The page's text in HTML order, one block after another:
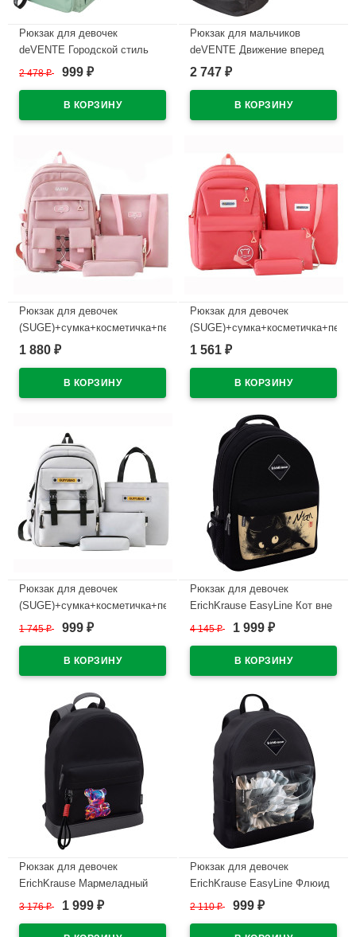
Рюкзак для девочек
deVENTE Городской стиль
(Urban Style) 42x31x20 см
2 478₽ 999 ₽
Рюкзак для мальчиков
deVENTE Движение вперед
(Moving Forward) 44x31x20 см
2 747 ₽
Рюкзак для девочек
(SUGE)+сумка+косметичка+пенал
розовый 30×14×46см
1 880 ₽
Рюкзак для девочек
(SUGE)+сумка+косметичка+пенал
малиновый 31х13х42см
1 561 ₽
Рюкзак для девочек
(SUGE)+сумка+косметичка+пенал
серый 45х31х14см
1 745₽ 999 ₽
Рюкзак для девочек
ErichKrause EasyLine Кот вне
фокуса черный 44x23x33 см
4 145₽ 1 999 ₽
Рюкзак для девочек
ErichKrause Мармеладный
мишка черный 41x13x31 см
3 176₽ 1 999 ₽
Рюкзак для девочек
ErichKrause EasyLine Флюид
черный 39x13x29 см
2 110₽ 999 ₽